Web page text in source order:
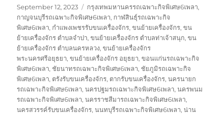
Posted
on
September 12, 2023 Tags
กรุงเทพมหานครรถเฉพาะกิจพิเศษ6เพลา,
กาญจนบุรีรถเฉพาะกิจพิเศษ6เพลา, กาฬสินธุ์รถเฉพาะกิจ
พิเศษ6เพลา, กำแพงเพชรรับขนเครื่องจักร,ขนย้ายเครื่องจักร,ขน
ย้ายเครื่องจักร ตำบลจำปา,ขนย้ายเครื่องจักร ตำบลท่าเจ้าสนุก,ขน
ย้ายเครื่องจักร ตำบลนครหลวง,ขนย้ายเครื่องจักร
พระนครศรีอยุธยา,ขนย้ายเครื่องจักร อยุธยา,ขอนแก่นรถเฉพาะกิจ
พิเศษ6เพลา, ชัยนาทรถเฉพาะกิจพิเศษ6เพลา, ชัยภูมิรถเฉพาะกิจ
พิเศษ6เพลา, ตรังรับขนเครื่องจักร, ตากรับขนเครื่องจักร,นครนายก
รถเฉพาะกิจพิเศษ6เพลา,นครปฐมรถเฉพาะกิจพิเศษ6เพลา,นครพนม
รถเฉพาะกิจพิเศษ6เพลา,นครราชสีมารถเฉพาะกิจพิเศษ6เพลา,
นครสวรรค์รับขนเครื่องจักร,นนทบุรีรถเฉพาะกิจพิเศษ6เพลา,น่าน